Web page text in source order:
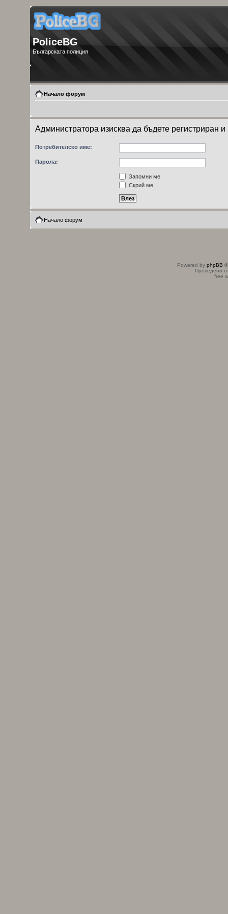
PoliceBG
Българската полиция
Начало форум
Администратора изисква да бъдете регистриран
Потребителско име:
Парола:
Запомни ме
Скрий ме
Начало форум
Powered by phpBB
Преведено
free